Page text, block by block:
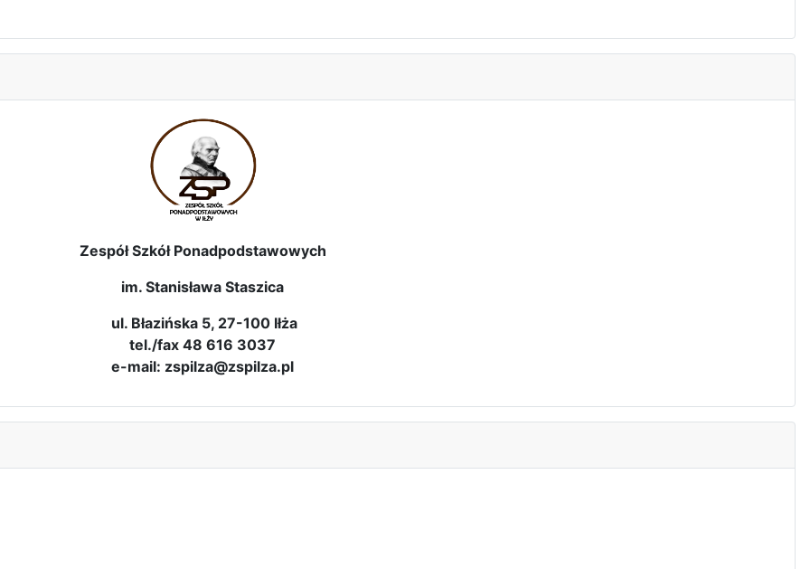
Zespół Szkół Ponadpodstawowych
im. Stanisława Staszica
ul. Błazińska 5, 27-100 Iłża
tel./fax 48 616 3037
e-mail: zspilza@zspilza.pl